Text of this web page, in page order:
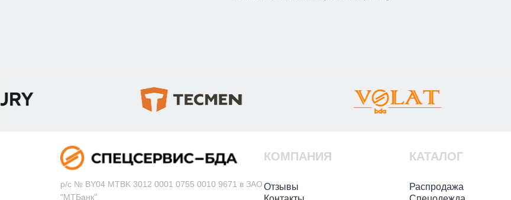
р/с № BY04 MTBK 3012 0001 0755 0010 9671 в ЗАО
"МТБанк"
КОМПАНИЯ
Отзывы
КАТАЛОГ
Распродажа